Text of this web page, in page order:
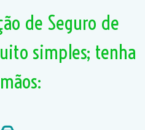
de Seguro de
simples; tenha